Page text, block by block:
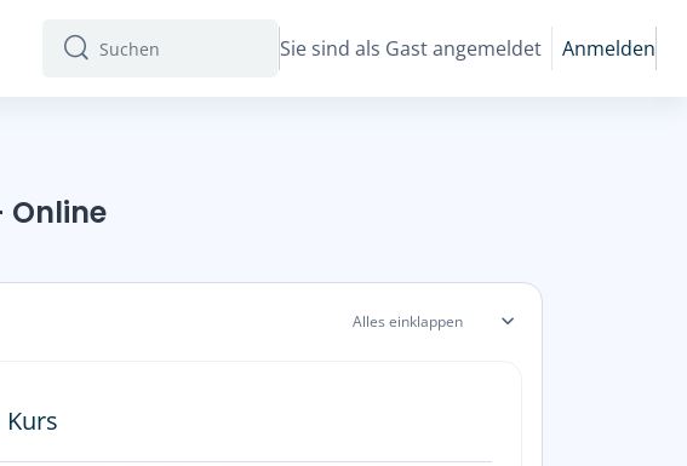
Suchen
Suchen Sie sind als Gast angemeldet Anmelden
Online
Alles einklappen